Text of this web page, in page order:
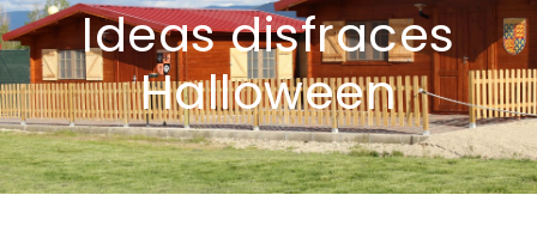
Ideas disfraces
Halloween